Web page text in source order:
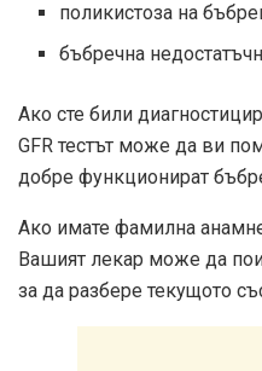
поликистоза на
бъбречна
Ако сте били
GFR тестът може да ви
добре функционират
Ако имате фамилна
Вашият лекар може да
за да разбере текущото